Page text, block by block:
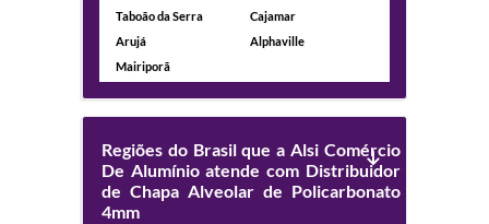
Taboão da Serra
Cajamar
Arujá
Alphaville
Mairiporã
Regiões do Brasil que a Alsi Comércio
De Alumínio atende com Distribuidor
de Chapa Alveolar de Policarbonato
4mm